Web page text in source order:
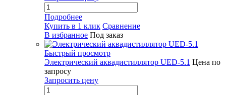
Подробнее
Купить в 1 клик Сравнение
В избранное Под заказ
Быстрый просмотр
Электрический аквадистиллятор UED-5.1 Цена по
запросу
Запросить цену